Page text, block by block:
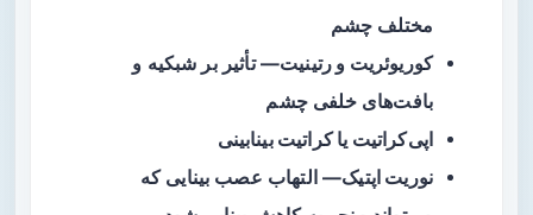
مختلف چشم
کوریوئریت و رتینیت— تأثیر بر شبکیه و
بافت‌های خلفی چشم
اپی‌کراتیت یا کراتیت بینابینی
نوریت اپتیک— التهاب عصب بینایی که